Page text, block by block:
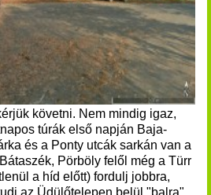
követni. Nem mindig igaz,
túrák első napján Baja-
és a Ponty utcák sarkán van a
Pörböly felől még a Türr
a híd előtt) fordulj jobbra,
az Üdülőtelepen belül "balra"